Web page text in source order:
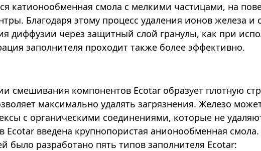
катионообменная смола с мелкими частицами, на
Благодаря этому процесс удаления ионов железа и
диффузии через защитный слой гранулы, как при
заполнителя проходит также более эффективно.
смешивания компонентов Ecotar образует плотную
максимально удалять загрязнения. Железо
с органическими соединениями, которые не
Ecotar введена крупнопористая анионообменная
было разработано пять типов заполнителя Ecotar: